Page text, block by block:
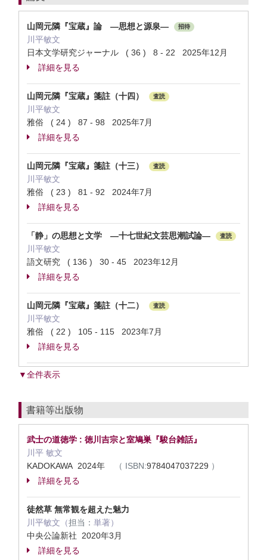
山岡元隣『宝蔵』論 ―思想と源泉― 招待
川平敏文
日本文学研究ジャーナル ( 36 ) 8 - 22 2025年12月
詳細を見る
山岡元隣『宝蔵』箋註（十四） 査読
川平敏文
雅俗 ( 24 ) 87 - 98 2025年7月
詳細を見る
山岡元隣『宝蔵』箋註（十三） 査読
川平敏文
雅俗 ( 23 ) 81 - 92 2024年7月
詳細を見る
「静」の思想と文学 ―十七世紀文芸思潮試論— 査読
川平敏文
語文研究 ( 136 ) 30 - 45 2023年12月
詳細を見る
山岡元隣『宝蔵』箋註（十二） 査読
川平敏文
雅俗 ( 22 ) 105 - 115 2023年7月
詳細を見る
▼全件表示
書籍等出版物
武士の道徳学 : 徳川吉宗と室鳩巣『駿台雑話』
川平 敏文
KADOKAWA 2024年
（ ISBN:9784047037229 ）
詳細を見る
徒然草 無常観を超えた魅力
川平敏文（担当： 単著）
中央公論新社 2020年3月
詳細を見る